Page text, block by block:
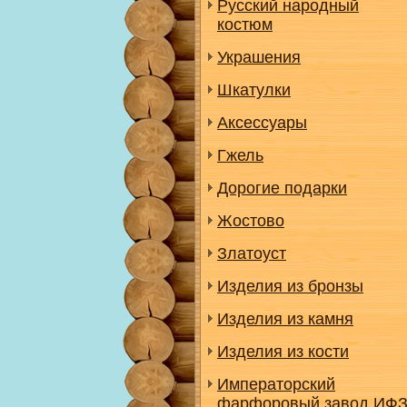
Русский народный
костюм
Украшения
Шкатулки
Аксессуары
Гжель
Дорогие подарки
Жостово
Златоуст
Изделия из бронзы
Изделия из камня
Изделия из кости
Императорский
фарфоровый завод ИФЗ